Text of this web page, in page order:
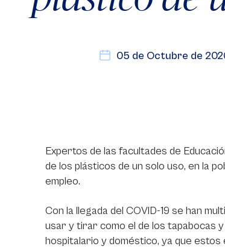
05 de Octubre de
Expertos de las facultades de
de los plásticos de un solo uso, en la
empleo.
Con la llegada del COVID-19 se han
usar y tirar como el de los tapabocas
hospitalario y doméstico, ya que estos